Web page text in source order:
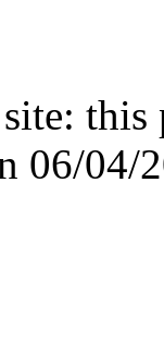
this
06/04/